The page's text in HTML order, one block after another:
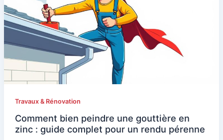
Travaux & Rénovation
Comment bien peindre une gouttière en
zinc : guide complet pour un rendu pérenne